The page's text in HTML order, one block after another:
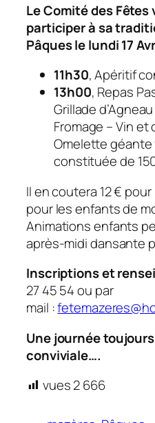
Le Comité des Fêtes
participer à sa
Pâques le lundi 17
11h30, Apéritif
13h00, Repas
Grillade
Fromage – Vin et
Omelette
constituée de
Il en coutera 12 €
pour les enfants de
Animations enfants
après-midi dansante
Inscriptions et
27 45 54 ou par
mail :
Une journée
conviviale….
vues2 666